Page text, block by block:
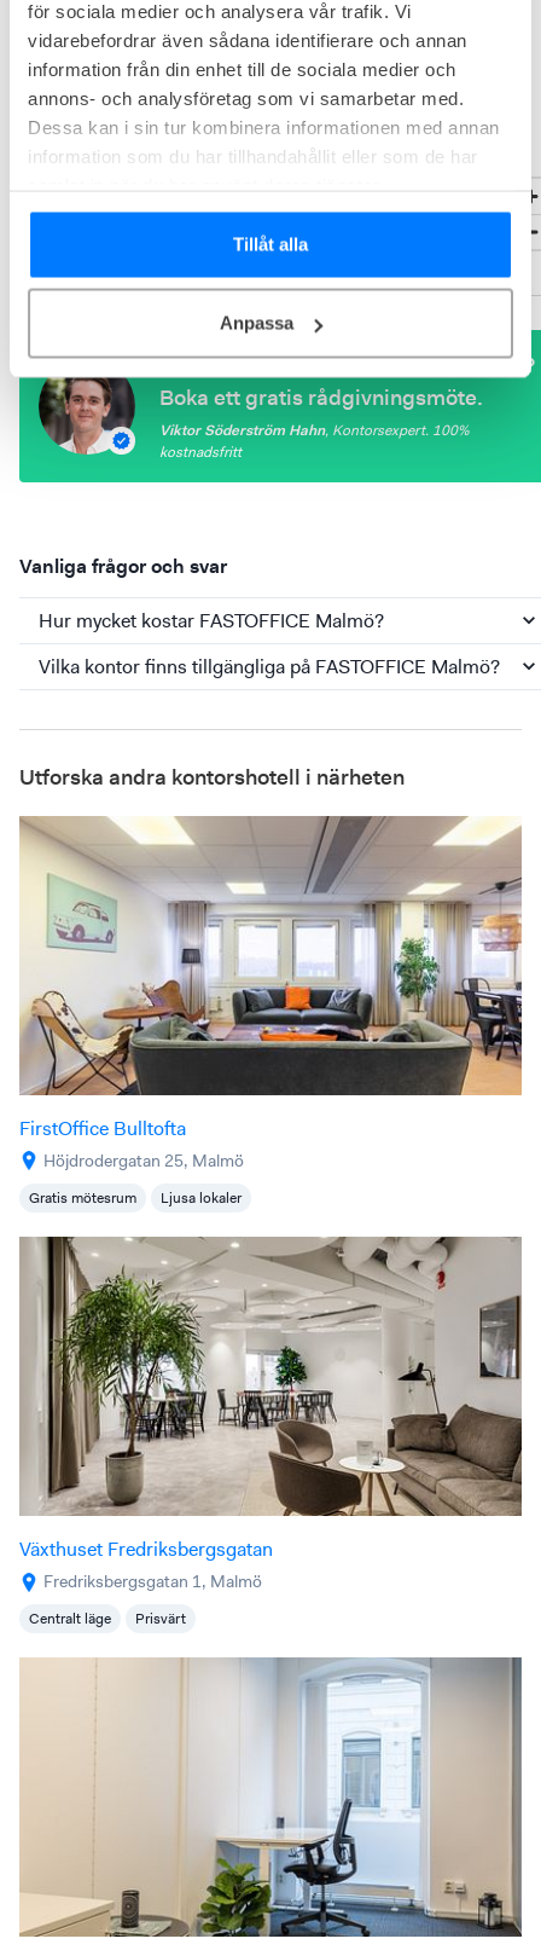
för sociala medier och analysera vår trafik. Vi
vidarebefordrar även sådana identifierare och annan
information från din enhet till de sociala medier och
annons- och analysföretag som vi samarbetar med.
Dessa kan i sin tur kombinera informationen med annan
information som du har tillhandahållit eller som de har
Tillåt alla
Anpassa
Behöver du hjälp att hitta rätt lösning?
Boka ett gratis rådgivningsmöte.
Viktor Söderström Hahn, Kontorsexpert. 100%
kostnadsfritt
Vanliga frågor och svar
Hur mycket kostar FASTOFFICE Malmö?
Vilka kontor finns tillgängliga på FASTOFFICE Malmö?
Utforska andra kontorshotell i närheten
FirstOffice Bulltofta
Höjdrodergatan 25, Malmö
Gratis mötesrum Ljusa lokaler
Växthuset Fredriksbergsgatan
Fredriksbergsgatan 1, Malmö
Centralt läge Prisvärt